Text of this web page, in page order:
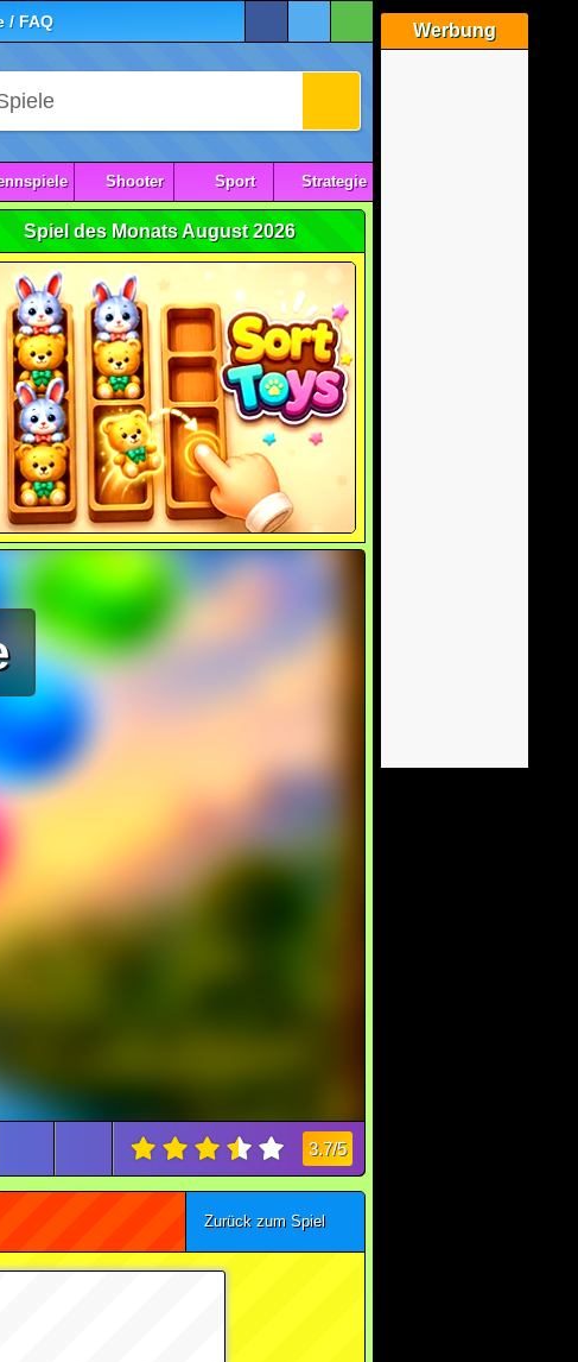
Werbung
/ FAQ
Shooter Sport Strategie
Spiel des Monats August 2026
3.7/5
Zurück zum Spiel